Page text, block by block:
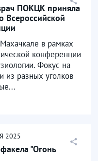
ПОКЦК приняла
Всероссийской
в рамках
конференции
Фокус на
из разных уголков
2025
"Огонь